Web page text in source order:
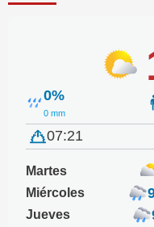
0%
0 mm
07:21
Martes
Miércoles
Jueves